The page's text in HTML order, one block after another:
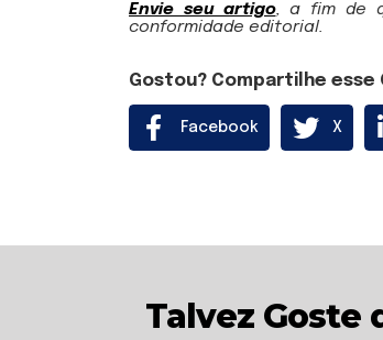
Envie seu artigo, a fim de
conformidade editorial.
Gostou? Compartilhe esse
Facebook X
Talvez Goste